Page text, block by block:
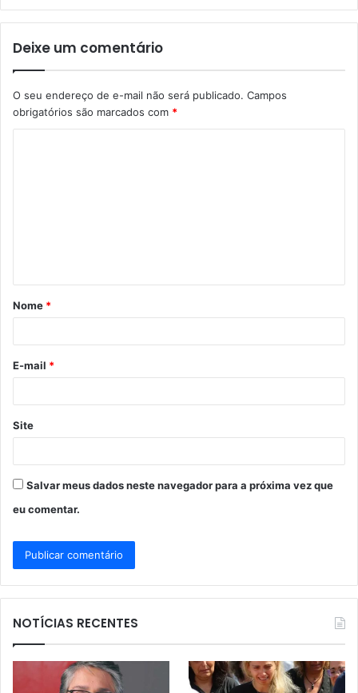
Deixe um comentário
O seu endereço de e-mail não será publicado. Campos
obrigatórios são marcados com *
á
r
*
Nome *
E-mail *
Site
Salvar meus dados neste navegador para a próxima vez que
eu comentar.
NOTÍCIAS RECENTES